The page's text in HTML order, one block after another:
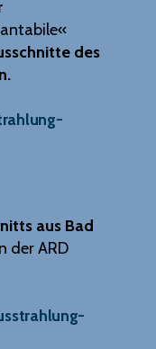
des
aus Bad
der ARD